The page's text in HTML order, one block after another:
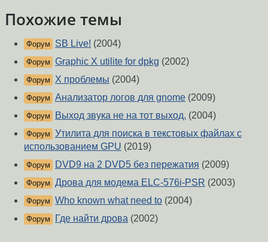
Похожие темы
Форум SB Live! (2004)
Форум Graphic X utilite for dpkg (2002)
Форум X проблемы (2004)
Форум Анализатор логов для gnome (2009)
Форум Выход звука не на тот выход. (2004)
Форум Утилита для поиска в текстовых файлах с
использованием GPU (2019)
Форум DVD9 на 2 DVD5 без пережатия (2009)
Форум Дрова для модема ELC-576i-PSR (2003)
Форум Who known what need to (2004)
Форум Где найти дрова (2002)